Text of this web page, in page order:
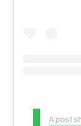
A post